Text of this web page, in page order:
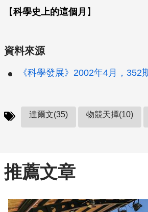
【科學史上的這個月 】
資料來源
《科學發展》2002年4月，352
達爾文(35) 物競天擇(10)
推薦文章